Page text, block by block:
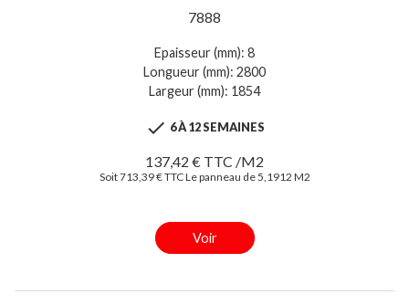
7888
Epaisseur (mm): 8
Longueur (mm): 2800
Largeur (mm): 1854
 6 À 12 SEMAINES
137,42 € TTC /M2
Soit 713,39 € TTC Le panneau de 5,1912 M2
Voir